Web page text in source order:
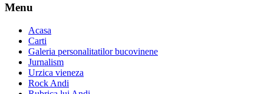
Menu
Acasa
Carti
Galeria personalitatilor bucovinene
Jurnalism
Urzica vieneza
Rock Andi